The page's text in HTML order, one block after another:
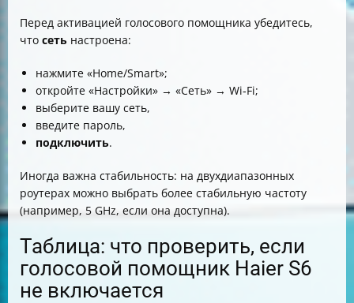
Перед активацией голосового помощника убедитесь,
что сеть настроена:
нажмите «Home/Smart»;
откройте «Настройки» → «Сеть» → Wi‑Fi;
выберите вашу сеть,
введите пароль,
подключить.
Иногда важна стабильность: на двухдиапазонных
роутерах можно выбрать более стабильную частоту
(например, 5 GHz, если она доступна).
Таблица: что проверить, если
голосовой помощник Haier S6
не включается